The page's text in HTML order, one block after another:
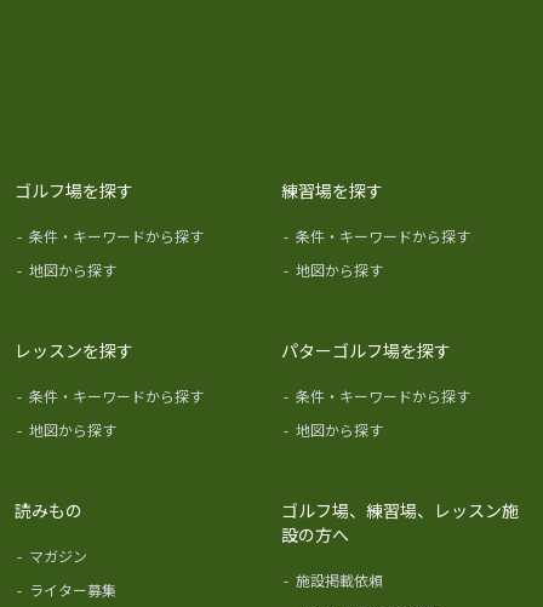
ゴルフ場を探す
- 条件・キーワードから探す
- 地図から探す
練習場を探す
- 条件・キーワードから探す
- 地図から探す
レッスンを探す
- 条件・キーワードから探す
- 地図から探す
パターゴルフ場を探す
- 条件・キーワードから探す
- 地図から探す
読みもの
- マガジン
- ライター募集
ゴルフ場、練習場、レッスン施
設の方へ
- 施設掲載依頼